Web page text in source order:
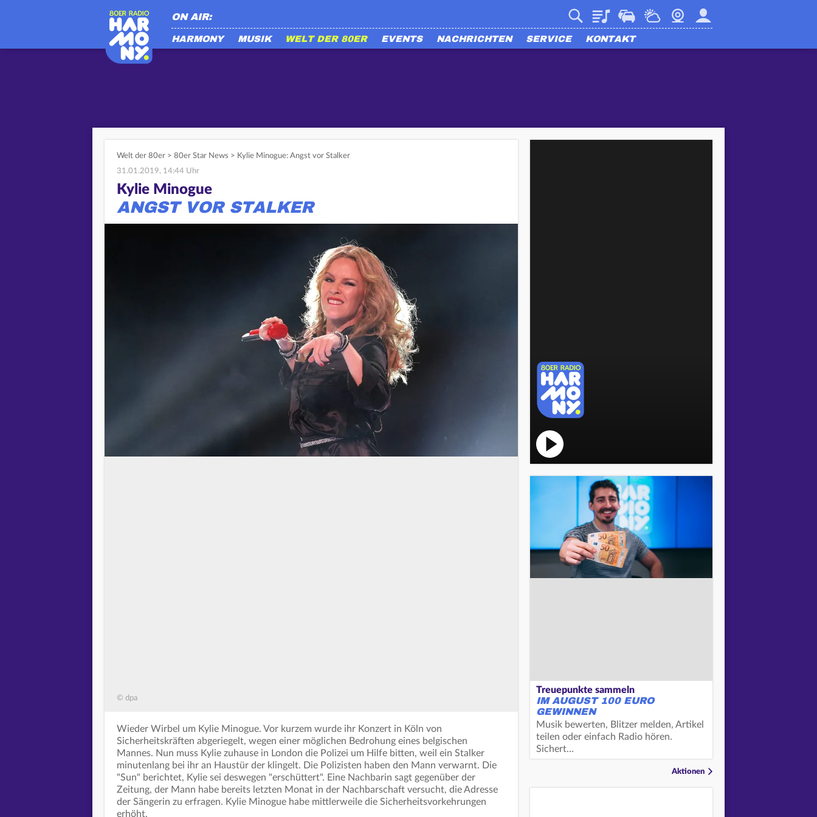
ON AIR: PlaylistVerkehrWetterWebcamMein harmony
HARMONY MUSIK WELT DER 80ER EVENTS NACHRICHTEN SERVICE KONTAKT
Welt der 80er > 80er Star News > Kylie Minogue: Angst vor Stalker
31.01.2019, 14:44 Uhr
Kylie Minogue
ANGST VOR STALKER
© dpa
Wieder Wirbel um Kylie Minogue. Vor kurzem wurde ihr Konzert in Köln von
Sicherheitskräften abgeriegelt, wegen einer möglichen Bedrohung eines belgischen
Mannes. Nun muss Kylie zuhause in London die Polizei um Hilfe bitten, weil ein Stalker
minutenlang bei ihr an Haustür der klingelt. Die Polizisten haben den Mann verwarnt. Die
"Sun" berichtet, Kylie sei deswegen "erschüttert". Eine Nachbarin sagt gegenüber der
Zeitung, der Mann habe bereits letzten Monat in der Nachbarschaft versucht, die Adresse
der Sängerin zu erfragen. Kylie Minogue habe mittlerweile die Sicherheitsvorkehrungen
erhöht.
Treuepunkte sammeln
IM AUGUST 100 EURO
GEWINNEN
Musik bewerten, Blitzer melden, Artikel
teilen oder einfach Radio hören.
Sichert…
Aktionen